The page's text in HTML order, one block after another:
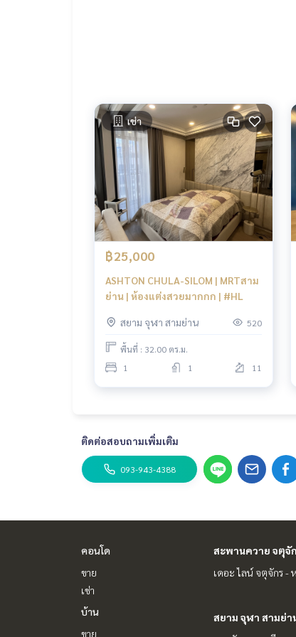
เช่า
฿25,000
ASHTON CHULA-SILOM | MRTสาม
ย่าน | ห้องแต่งสวยมากกก | #HL
สยาม จุฬา สามย่าน 520
พื้นที่ : 32.00 ตร.ม.
1
1 11
ติดต่อสอบถามเพิ่มเติม
093-943-4388
คอนโด
ขาย
เช่า
บ้าน
ขาย
สะพานควาย จตุจั
เดอะ ไลน์ จตุจักร -
สยาม จุฬา สามย่า